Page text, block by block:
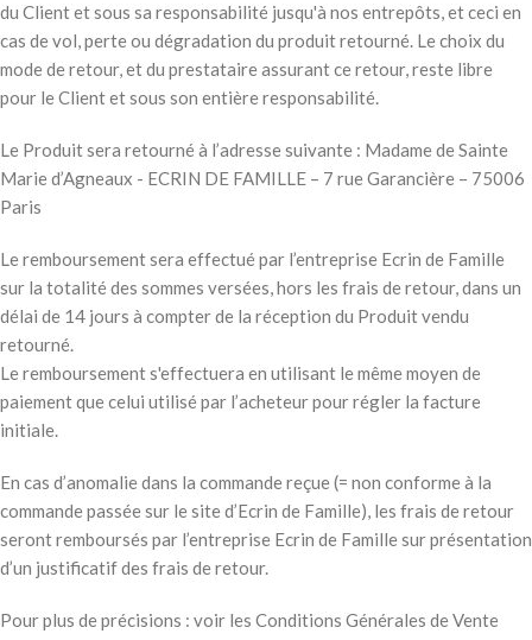
du Client et sous sa responsabilité jusqu'à nos entrepôts, et ceci en
cas de vol, perte ou dégradation du produit retourné. Le choix du
mode de retour, et du prestataire assurant ce retour, reste libre
pour le Client et sous son entière responsabilité.
Le Produit sera retourné à l’adresse suivante : Madame de Sainte
Marie d’Agneaux - ECRIN DE FAMILLE – 7 rue Garancière – 75006
Paris
Le remboursement sera effectué par l’entreprise Ecrin de Famille
sur la totalité des sommes versées, hors les frais de retour, dans un
délai de 14 jours à compter de la réception du Produit vendu
retourné.
Le remboursement s'effectuera en utilisant le même moyen de
paiement que celui utilisé par l’acheteur pour régler la facture
initiale.
En cas d’anomalie dans la commande reçue (= non conforme à la
commande passée sur le site d’Ecrin de Famille), les frais de retour
seront remboursés par l’entreprise Ecrin de Famille sur présentation
d’un justificatif des frais de retour.
Pour plus de précisions : voir les Conditions Générales de Vente